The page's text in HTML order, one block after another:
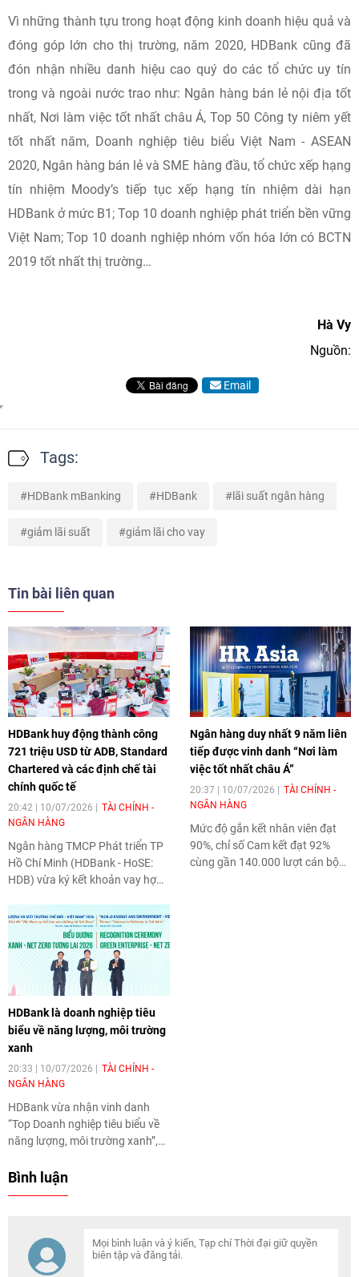
Vì những thành tựu trong hoạt động kinh doanh hiệu quả và
đóng góp lớn cho thị trường, năm 2020, HDBank cũng đã
đón nhận nhiều danh hiệu cao quý do các tổ chức uy tín
trong và ngoài nước trao như: Ngân hàng bán lẻ nội địa tốt
nhất, Nơi làm việc tốt nhất châu Á, Top 50 Công ty niêm yết
tốt nhất năm, Doanh nghiệp tiêu biểu Việt Nam - ASEAN
2020, Ngân hàng bán lẻ và SME hàng đầu, tổ chức xếp hạng
tín nhiệm Moody’s tiếp tục xếp hạng tín nhiệm dài hạn
HDBank ở mức B1; Top 10 doanh nghiệp phát triển bền vững
Việt Nam; Top 10 doanh nghiệp nhóm vốn hóa lớn có BCTN
2019 tốt nhất thị trường…
Hà Vy
Nguồn:
Email
Tags:
HDBank mBanking HDBank lãi suất ngân hàng
giảm lãi suất giảm lãi cho vay
Tin bài liên quan
HDBank huy động thành công
721 triệu USD từ ADB, Standard
Chartered và các định chế tài
chính quốc tế
20:42 | 10/07/2026
TÀI CHÍNH -
NGÂN HÀNG
Ngân hàng TMCP Phát triển TP
Hồ Chí Minh (HDBank - HoSE:
HDB) vừa ký kết khoản vay hợp
Khoản vay Xã hội (Social Loan)
trị giá 721 triệu USD, vượt
khoảng 60% quy mô huy động
ban đầu. Thành công của giao
dịch tiếp tục khẳng định niềm tin
của các định chế tài chính quốc
tế đối với năng lực quản trị,
chiến lược phát triển bền vững
và triển vọng tăng trưởng của
HDBank.
Ngân hàng duy nhất 9 năm liên
tiếp được vinh danh “Nơi làm
việc tốt nhất châu Á”
20:37 | 10/07/2026
TÀI CHÍNH -
NGÂN HÀNG
Mức độ gắn kết nhân viên đạt
90%, chỉ số Cam kết đạt 92%
cùng gần 140.000 lượt cán bộ
HDBank là doanh nghiệp tiêu
biểu về năng lượng, môi trường
xanh
20:33 | 10/07/2026
TÀI CHÍNH -
NGÂN HÀNG
HDBankvừa nhận vinh danh
“Top Doanh nghiệp tiêu biểu về
năng lượng, môi trường xanh”,
HDBank trong triển khai chiến
động quản trị, kinh doanh, quản
lý rủi ro và vận hành.
Bình luận